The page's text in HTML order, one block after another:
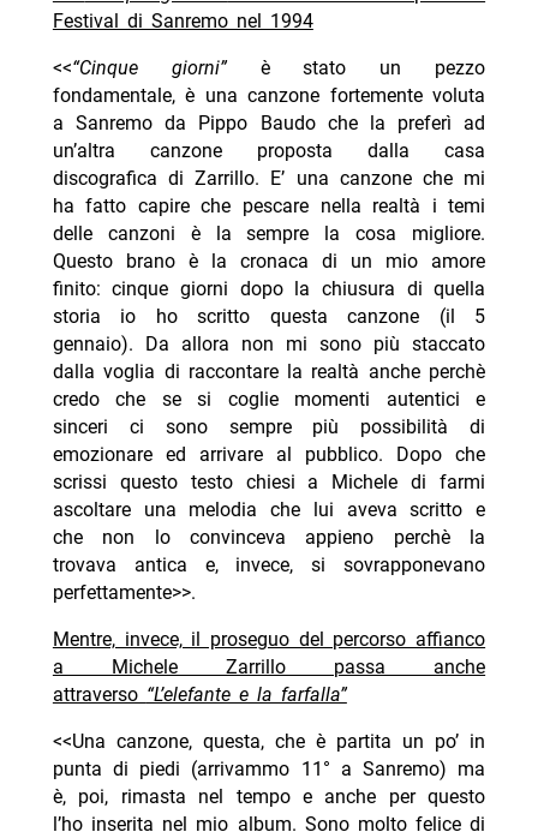
Festival di Sanremo nel 1994
<<“Cinque giorni”è stato un pezzo
fondamentale, è una canzone fortemente voluta
a Sanremo da Pippo Baudo che la preferì ad
un’altra canzone proposta dalla casa
discografica di Zarrillo. E’ una canzone che mi
ha fatto capire che pescare nella realtà i temi
delle canzoni è la sempre la cosa migliore.
Questo brano è la cronaca di un mio amore
finito: cinque giorni dopo la chiusura di quella
storia io ho scritto questa canzone (il 5
gennaio). Da allora non mi sono più staccato
dalla voglia di raccontare la realtà anche perchè
credo che se si coglie momenti autentici e
sinceri ci sono sempre più possibilità di
emozionare ed arrivare al pubblico. Dopo che
scrissi questo testo chiesi a Michele di farmi
ascoltare una melodia che lui aveva scritto e
che non lo convinceva appieno perchè la
trovava antica e, invece, si sovrapponevano
perfettamente>>.
Mentre, invece, il proseguo del percorso affianco
a Michele Zarrillo passa anche
attraverso “L’elefante e la farfalla”
<<Una canzone, questa, che è partita un po’ in
punta di piedi (arrivammo 11° a Sanremo) ma
è, poi, rimasta nel tempo e anche per questo
l’ho inserita nel mio album. Sono molto felice di